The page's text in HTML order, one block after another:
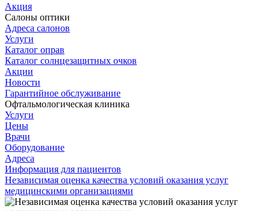
Акция
Салоны оптики
Адреса салонов
Услуги
Каталог оправ
Каталог солнцезащитных очков
Акции
Новости
Гарантийное обслуживание
Офтальмологическая клиника
Услуги
Цены
Врачи
Оборудование
Адреса
Информация для пациентов
Независимая оценка качества условий оказания услуг
медицинскими организациями